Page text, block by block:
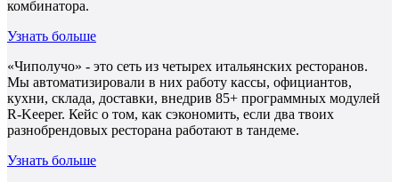
комбинатора.
Узнать больше
«Чиполучо» - это сеть из четырех итальянских ресторанов.
Мы автоматизировали в них работу кассы, официантов,
кухни, склада, доставки, внедрив 85+ программных модулей
R-Keeper. Кейс о том, как сэкономить, если два твоих
разнобрендовых ресторана работают в тандеме.
Узнать больше